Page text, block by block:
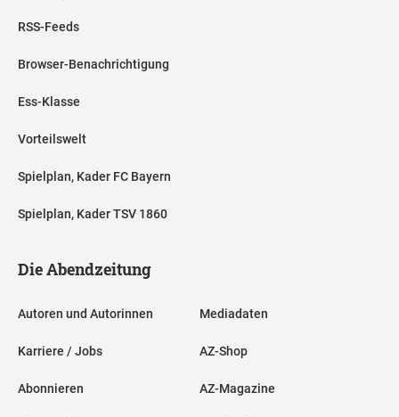
RSS-Feeds
Browser-Benachrichtigung
Ess-Klasse
Vorteilswelt
Spielplan, Kader FC Bayern
Spielplan, Kader TSV 1860
Die Abendzeitung
Autoren und Autorinnen
Karriere / Jobs
Abonnieren
Mediadaten
AZ-Shop
AZ-Magazine